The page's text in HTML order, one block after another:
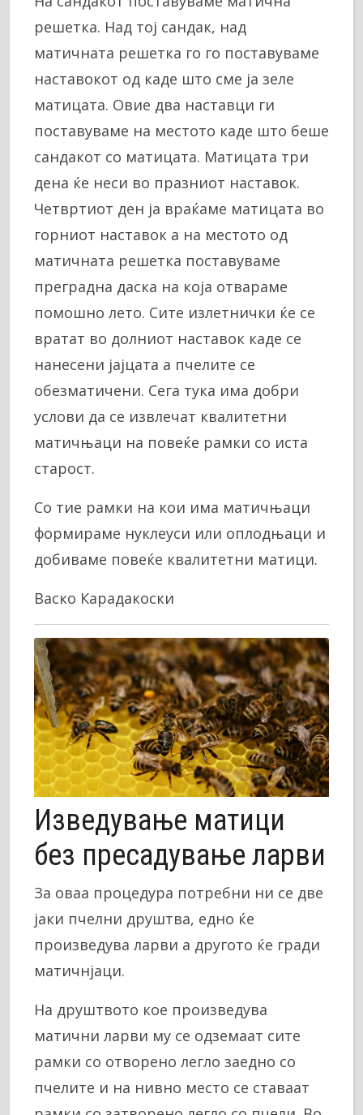
решетка. Над тој сандак, над
матичната решетка го го поставуваме
наставокот од каде што сме ја зеле
матицата. Овие два наставци ги
поставуваме на местото каде што беше
сандакот со матицата. Матицата три
дена ќе неси во празниот наставок.
Четвртиот ден ја враќаме матицата во
горниот наставок а на местото од
матичната решетка поставуваме
преградна даска на која отвараме
помошно лето. Сите излетнички ќе се
вратат во долниот наставок каде се
нанесени јајцата а пчелите се
обезматичени. Сега тука има добри
услови да се извлечат квалитетни
матичњаци на повеќе рамки со иста
старост.
Со тие рамки на кои има матичњаци
формираме нуклеуси или оплодњаци и
добиваме повеќе квалитетни матици.
Васко Карадакоски
Изведување матици
без пресадување ларви
За оваа процедура потребни ни се две
јаки пчелни друштва, едно ќе
произведува ларви а другото ќе гради
матичнјаци.
На друштвото кое произведува
матични ларви му се одземаат сите
рамки со отворено легло заедно со
пчелите и на нивно место се ставаат